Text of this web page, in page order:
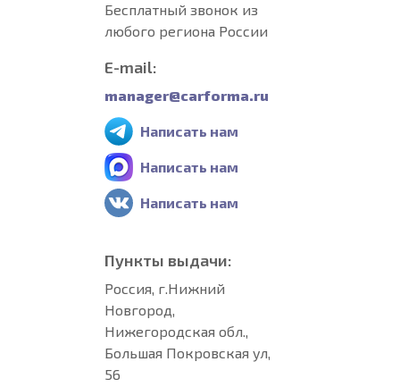
Бесплатный звонок из
любого региона России
E-mail:
manager@carforma.ru
Написать нам
Написать нам
Написать нам
Пункты выдачи:
Россия, г.Нижний
Новгород,
Нижегородская обл.,
Большая Покровская ул,
56